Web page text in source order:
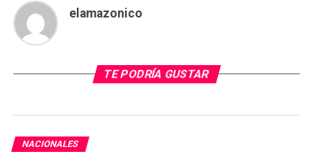
elamazonico
TE PODRÍA GUSTAR
NACIONALES